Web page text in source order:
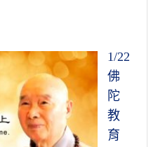
1/22
佛
陀
教
育